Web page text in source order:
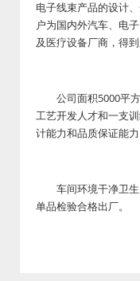
电子线束产品的设计
户为国内外汽车、电
及医疗设备厂商，得到
公司面积5000平
工艺开发人才和一支
计能力和品质保证能力
车间环境干净卫
单品检验合格出厂。